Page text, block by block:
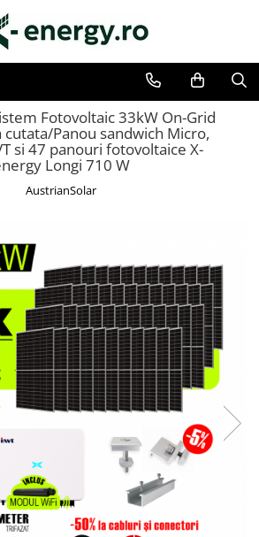
COMPLETE
SI EOLIANA
Fotovoltaic 33kW On-Grid
cutata/Panou sandwich Micro,
si 47 panouri fotovoltaice X-
Longi 710 W
AustrianSolar